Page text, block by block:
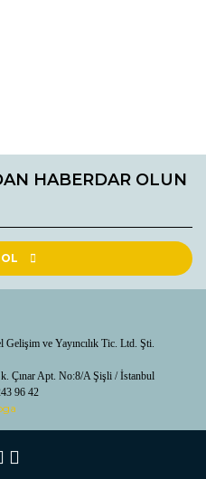
HABERDAR OLUN
ve Yayıncılık Tic. Ltd. Şti.
Çınar Apt. No:8/A Şişli / İstanbul
96 42